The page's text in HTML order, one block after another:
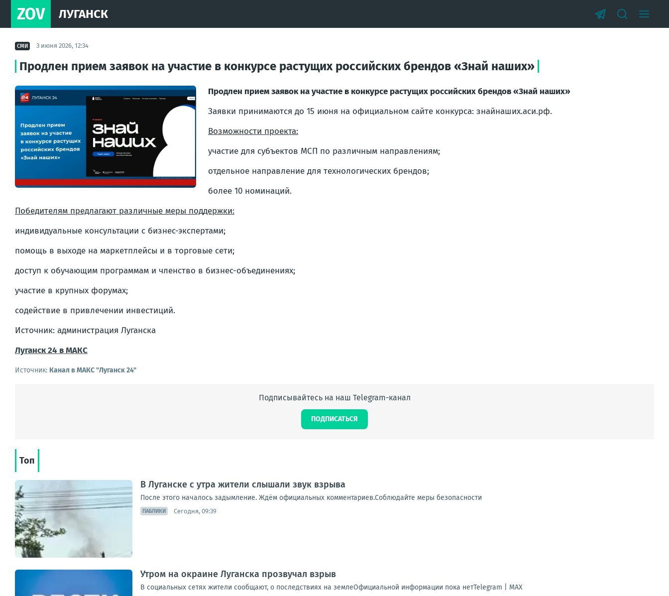
ZOV ЛУГАНСК
СМИ 3 июня 2026, 12:34
Продлен прием заявок на участие в конкурсе растущих российских брендов «Знай наших»
Продлен прием заявок на участие в конкурсе растущих российских брендов «Знай наших»
Заявки принимаются до 15 июня на официальном сайте конкурса: знайнаших.аси.рф.
Возможности проекта:
участие для субъектов МСП по различным направлениям;
отдельное направление для технологических брендов;
более 10 номинаций.
Победителям предлагают различные меры поддержки:
индивидуальные консультации с бизнес-экспертами;
помощь в выходе на маркетплейсы и в торговые сети;
доступ к обучающим программам и членство в бизнес-объединениях;
участие в крупных форумах;
содействие в привлечении инвестиций.
Источник: администрация Луганска
Луганск 24 в МАКС
Источник: Канал в МАКС "Луганск 24"
Подписывайтесь на наш Telegram-канал
ПОДПИСАТЬСЯ
Топ
В Луганске с утра жители слышали звук взрыва
После этого началось задымление. Ждём официальных комментариев.Соблюдайте меры безопасности
ПАБЛИКИ Сегодня, 09:39
Утром на окраине Луганска прозвучал взрыв
В социальных сетях жители сообщают, о последствиях на землеОфициальной информации пока нетTelegram | MAX